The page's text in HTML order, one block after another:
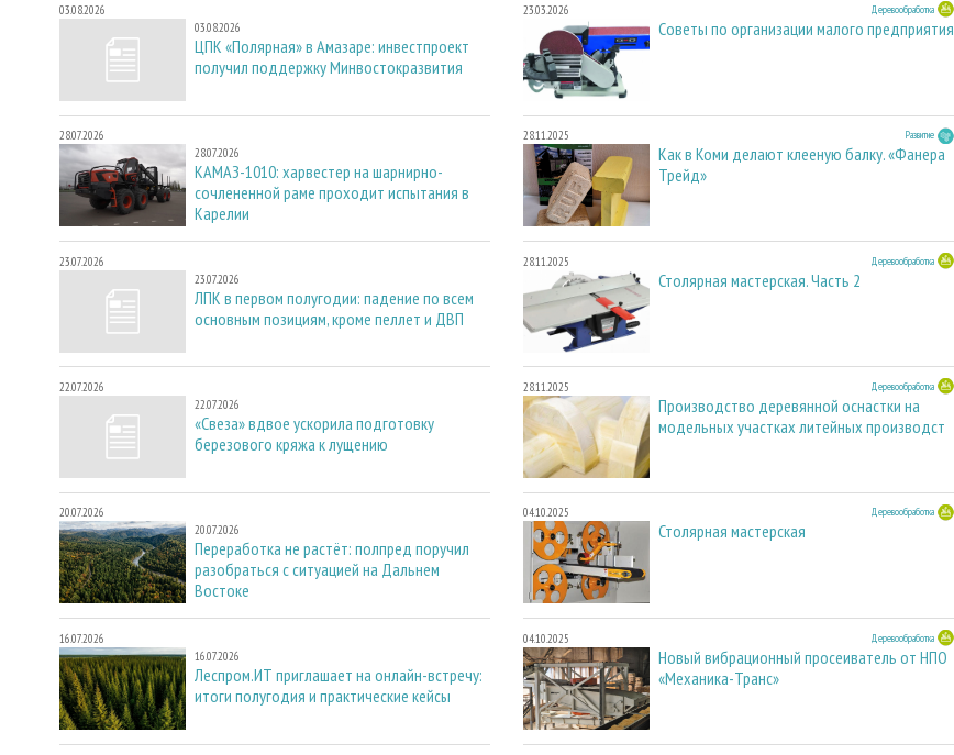
03.08.2026
03.08.2026
ЦПК «Полярная» в Амазаре: инвестпроект
получил поддержку Минвостокразвития
28.07.2026
28.07.2026
КАМАЗ-1010: харвестер на шарнирно-
сочлененной раме проходит испытания в
Карелии
23.07.2026
23.07.2026
ЛПК в первом полугодии: падение по всем
основным позициям, кроме пеллет и ДВП
22.07.2026
22.07.2026
«Свеза» вдвое ускорила подготовку
березового кряжа к лущению
20.07.2026
20.07.2026
Переработка не растёт: полпред поручил
разобраться с ситуацией на Дальнем
Востоке
16.07.2026
16.07.2026
Леспром.ИТ приглашает на онлайн-встречу:
итоги полугодия и практические кейсы
23.03.2026 Деревообработка
Советы по организации малого предприятия
28.11.2025 Развитие
Как в Коми делают клееную балку. «Фанера
Трейд»
28.11.2025 Деревообработка
Столярная мастерская. Часть 2
28.11.2025 Деревообработка
Производство деревянной оснастки на
модельных участках литейных производст
04.10.2025 Деревообработка
Столярная мастерская
04.10.2025 Деревообработка
Новый вибрационный просеиватель от НПО
«Механика-Транс»